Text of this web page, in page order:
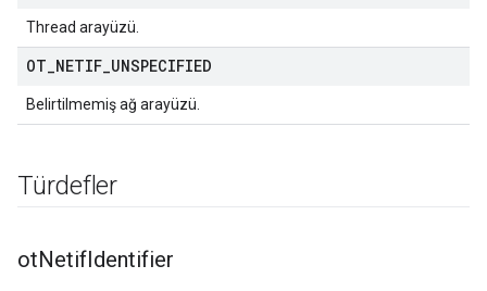
Thread arayüzü.
OT NETIF UNSPECIFIED
Belirtilmemiş ağ arayüzü.
Türdefler
otNetifIdentifier